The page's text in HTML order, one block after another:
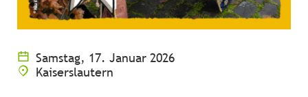
Samstag, 17. Januar 2026
Kaiserslautern